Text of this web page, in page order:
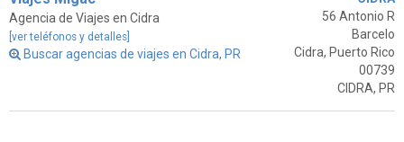
Agencia de Viajes en Cidra
[ver teléfonos y detalles]
Buscar agencias de viajes en Cidra, PR
56 Antonio R
Barcelo
Cidra, Puerto Rico
00739
CIDRA, PR